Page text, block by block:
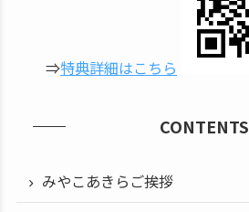
⇒特典詳細はこちら
CONTENTS
みやこあきらご挨拶